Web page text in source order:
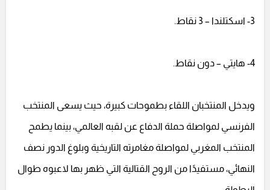
3- اسكتلندا – 3 نقاط.
4- هايتي – دون نقاط.
ويدخل المنتخبان اللقاء بطموحات كبيرة، حيث يسعى المنتخب
الفرنسي لمواصلة حملة الدفاع عن لقبه العالمي، بينما يطمح
المنتخب المغربي لمواصلة مغامرته التاريخية وبلوغ الدور نصف
النهائي، مستفيدًا من الروح القتالية التي ظهر بها لاعبوه طوال